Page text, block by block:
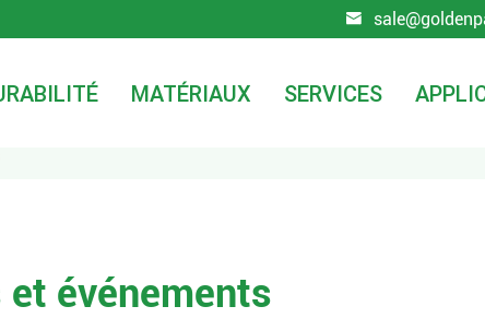

MATÉRIAUX SERVICES
événements